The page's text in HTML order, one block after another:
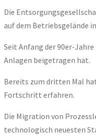
Die
auf dem Betriebsgelände
Seit Anfang der 90er-
Anlagen beigetragen hat.
Bereits zum dritten Mal
Fortschritt erfahren.
Die Migration von
technologisch neuesten